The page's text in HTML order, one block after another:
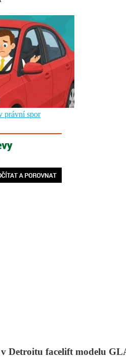
v Detroitu facelift modelu
právní spor